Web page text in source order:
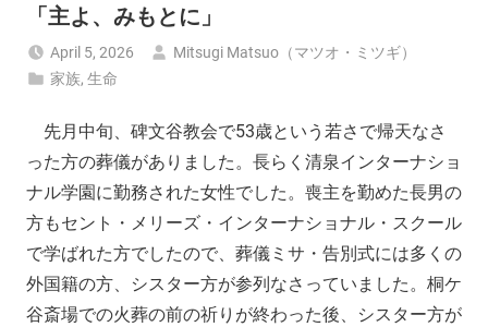
「主よ、みもとに」
April 5, 2026
Mitsugi Matsuo（マツオ・ミツギ）
家族,生命
先月中旬、碑文谷教会で53歳という若さで帰天なさ
った方の葬儀がありました。長らく清泉インターナショ
ナル学園に勤務された女性でした。喪主を勤めた長男の
方もセント・メリーズ・インターナショナル・スクール
で学ばれた方でしたので、葬儀ミサ・告別式には多くの
外国籍の方、シスター方が参列なさっていました。桐ケ
谷斎場での火葬の前の祈りが終わった後、シスター方が